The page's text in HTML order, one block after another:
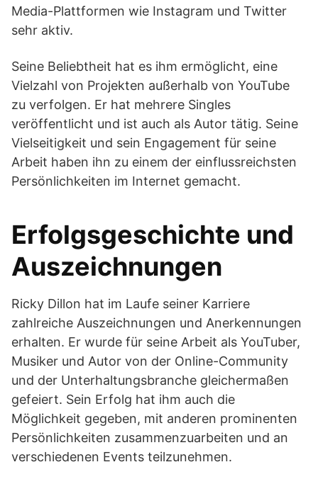
Media-Plattformen wie Instagram und Twitter
sehr aktiv.
Seine Beliebtheit hat es ihm ermöglicht, eine
Vielzahl von Projekten außerhalb von YouTube
zu verfolgen. Er hat mehrere Singles
veröffentlicht und ist auch als Autor tätig. Seine
Vielseitigkeit und sein Engagement für seine
Arbeit haben ihn zu einem der einflussreichsten
Persönlichkeiten im Internet gemacht.
Erfolgsgeschichte und
Auszeichnungen
Ricky Dillon hat im Laufe seiner Karriere
zahlreiche Auszeichnungen und Anerkennungen
erhalten. Er wurde für seine Arbeit als YouTuber,
Musiker und Autor von der Online-Community
und der Unterhaltungsbranche gleichermaßen
gefeiert. Sein Erfolg hat ihm auch die
Möglichkeit gegeben, mit anderen prominenten
Persönlichkeiten zusammenzuarbeiten und an
verschiedenen Events teilzunehmen.